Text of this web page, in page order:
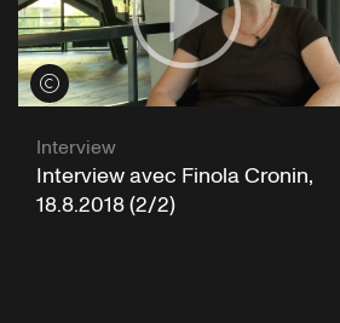
Voir les crédits
Interview
Interview avec Finola Cronin,
18.8.2018 (2/2)